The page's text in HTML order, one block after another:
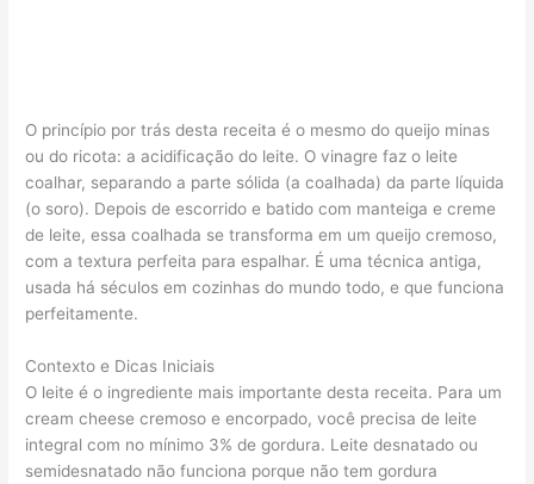
O princípio por trás desta receita é o mesmo do queijo minas
ou do ricota: a acidificação do leite. O vinagre faz o leite
coalhar, separando a parte sólida (a coalhada) da parte líquida
(o soro). Depois de escorrido e batido com manteiga e creme
de leite, essa coalhada se transforma em um queijo cremoso,
com a textura perfeita para espalhar. É uma técnica antiga,
usada há séculos em cozinhas do mundo todo, e que funciona
perfeitamente.
Contexto e Dicas Iniciais
O leite é o ingrediente mais importante desta receita. Para um
cream cheese cremoso e encorpado, você precisa de leite
integral com no mínimo 3% de gordura. Leite desnatado ou
semidesnatado não funciona porque não tem gordura